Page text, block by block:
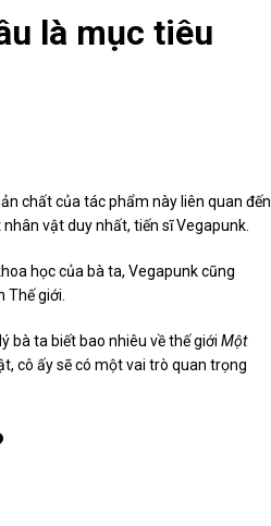
là mục tiêu
chất của tác phẩm này liên quan đến
vật duy nhất, tiến sĩ Vegapunk.
học của bà ta, Vegapunk cũng
giới.
bà ta biết bao nhiêu về thế giới Một
cô ấy sẽ có một vai trò quan trọng